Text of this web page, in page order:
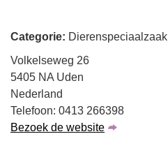
Categorie: Dierenspeciaalzaak
Volkelseweg 26
5405 NA Uden
Nederland
Telefoon: 0413 266398
Bezoek de website